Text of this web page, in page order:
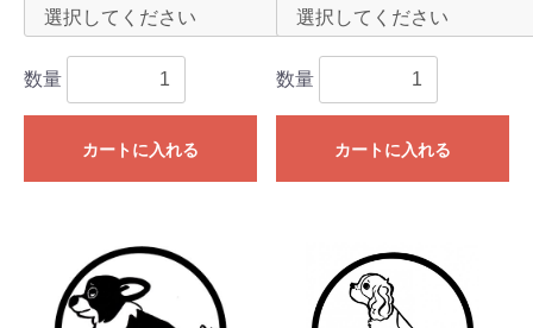
数量
カートに入れる
数量
カートに入れる